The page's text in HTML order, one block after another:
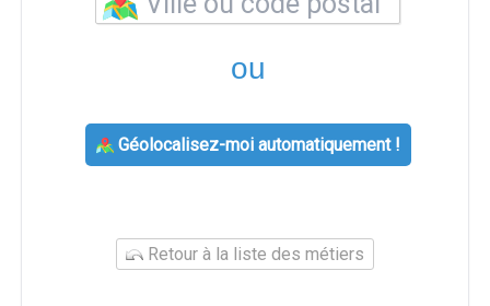
ou
Géolocalisez-moi automatiquement !
Retour à la liste des métiers